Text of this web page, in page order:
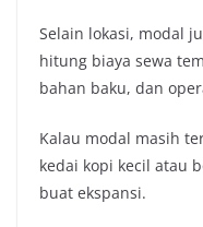
Selain lokasi, modal
hitung biaya sewa
bahan baku, dan
Kalau modal masih
kedai kopi kecil atau
buat ekspansi.